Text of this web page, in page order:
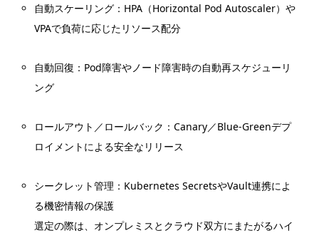
自動スケーリング：HPA（Horizontal Pod Autoscaler）や
VPAで負荷に応じたリソース配分
自動回復：Pod障害やノード障害時の自動再スケジューリ
ング
ロールアウト／ロールバック：Canary／Blue-Greenデプ
ロイメントによる安全なリリース
シークレット管理：Kubernetes SecretsやVault連携によ
る機密情報の保護
選定の際は、オンプレミスとクラウド双方にまたがるハイ